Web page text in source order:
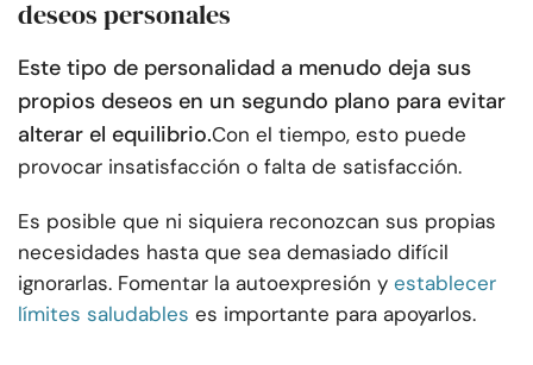
deseos personales
Este tipo de personalidad a menudo deja sus
propios deseos en un segundo plano para evitar
alterar el equilibrio.Con el tiempo, esto puede
provocar insatisfacción o falta de satisfacción.
Es posible que ni siquiera reconozcan sus propias
necesidades hasta que sea demasiado difícil
ignorarlas. Fomentar la autoexpresión y establecer
límites saludables es importante para apoyarlos.